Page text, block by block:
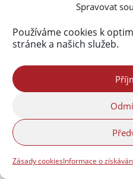
Spravovat
Používáme cookies k
stránek a našich služeb.
Zásady cookiesInformace o